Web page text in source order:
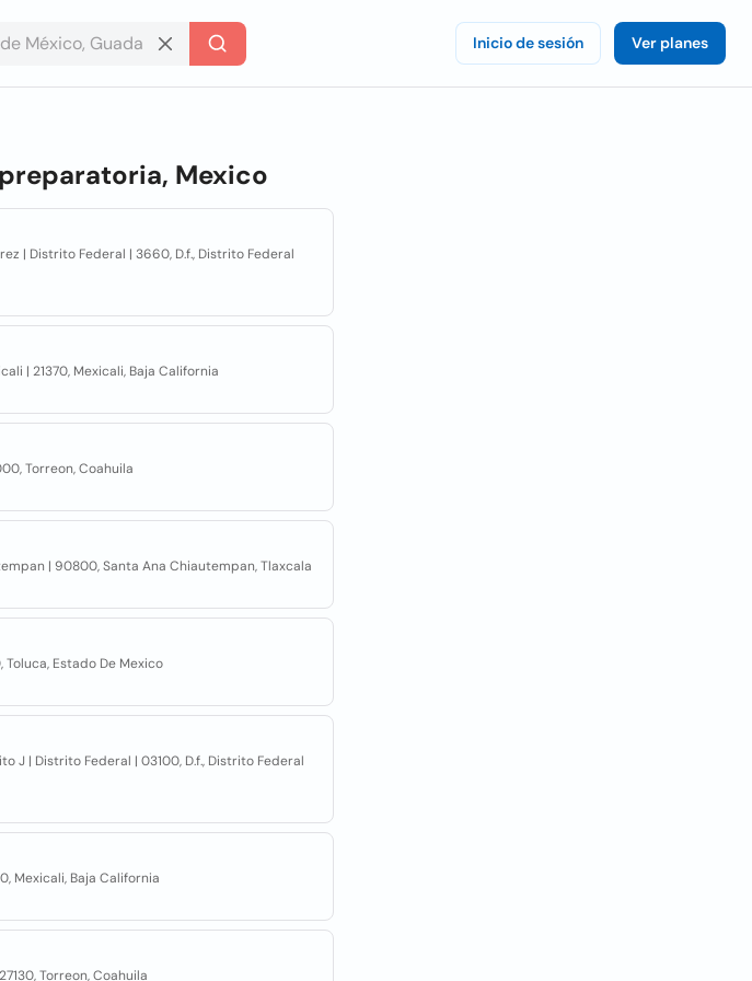
Inicio de sesión Ver planes
preparatoria, Mexico
| Distrito Federal | 3660, D.f., Distrito Federal
| 21370, Mexicali, Baja California
Torreon, Coahuila
| 90800, Santa Ana Chiautempan, Tlaxcala
Toluca, Estado De Mexico
J | Distrito Federal | 03100, D.f., Distrito Federal
Mexicali, Baja California
Torreon, Coahuila